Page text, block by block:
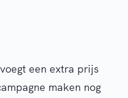
een extra prijs
maken nog